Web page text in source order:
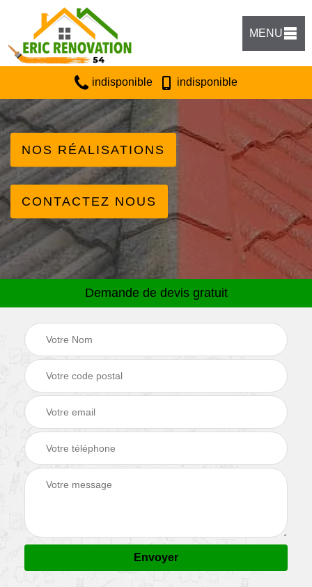
MENU
indisponible indisponible
NOS RÉALISATIONS
CONTACTEZ NOUS
Demande de devis gratuit